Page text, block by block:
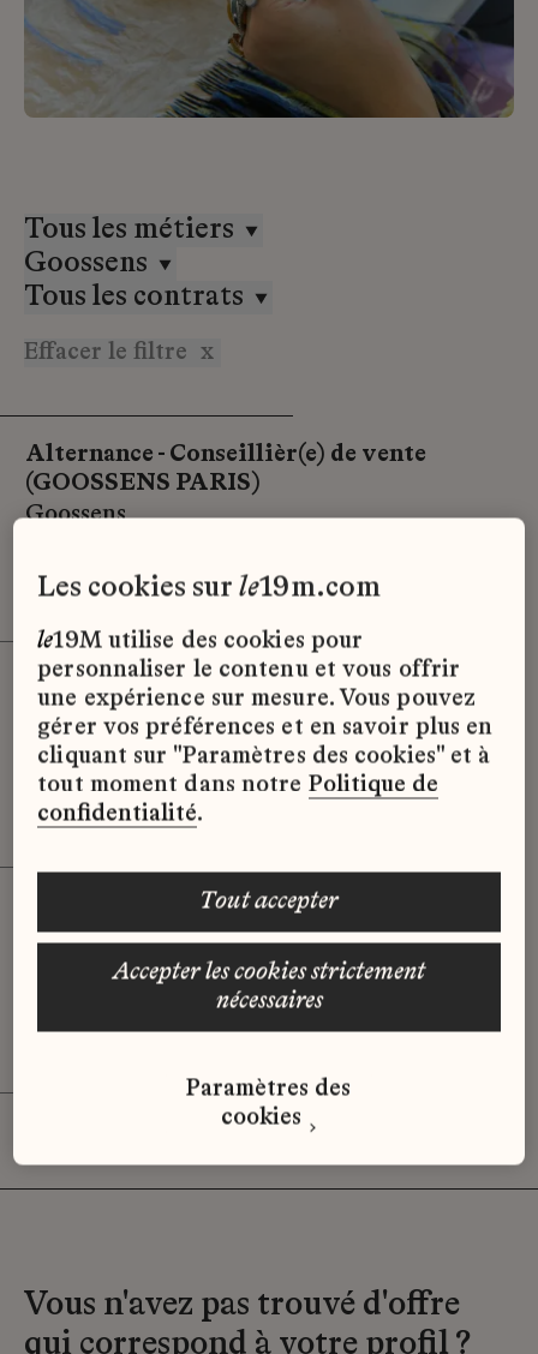
Tous les métiers
Goossens
Tous les contrats
Effacer le filtre x
Alternance - Conseillièr(e) de vente
(GOOSSENS PARIS)
Goossens
Paris
Alternance
STAGE – Assistant(e) Chef de Projet E-
commerce (GOOSSENS PARIS)
Goossens
Paris
Stage
Stage - Assistant(e) Marketing
Développement et Opérationnel
Goossens
Vous n'avez pas trouvé d'offre
qui correspond à votre profil ?
les cookies surle19m.com
le19M utilise des cookies pour
personnaliser le contenu et vous offrir
une expérience sur mesure. Vous pouvez
gérer vos préférences et en savoir plus en
cliquant sur "Paramètres des cookies" et à
tout moment dans notre Politique de
confidentialité.
accepter les cookies strictement
nécessaires
tout accepter
Paramètres des
cookies